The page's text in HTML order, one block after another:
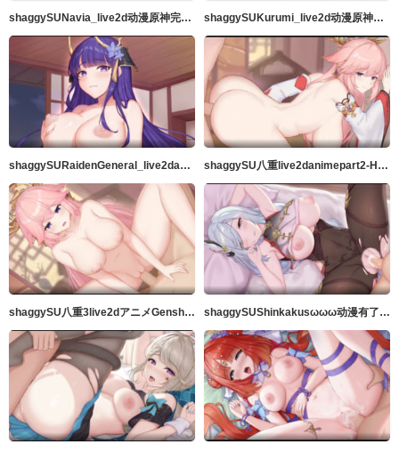
shaggySUNavia_live2d动漫原神完整版带ASMR音频MP4 shaggySUKurumi_live2d动漫原神完整版带ASMR音频MP4
shaggySURaidenGeneral_live2danimeGenshinImpactfurubaji版本带音频高品质60fps shaggySU八重live2danimepart2-H动漫Riban线视图-Hanime1.me
shaggySU八重3live2dアニメGenshinImpact音声付フルバージョンきMP4 shaggySUShinkakusωωω动漫有了这些胸部你不可能成为仙女吧